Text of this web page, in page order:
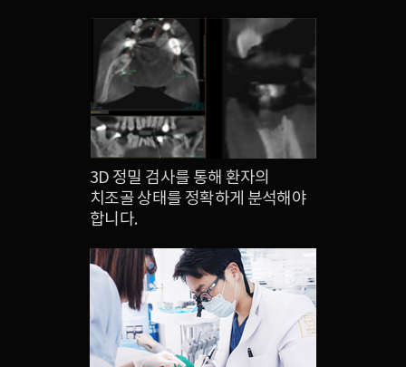
3D 정밀 검사를 통해 환자의
치조골 상태를 정확하게 분석해야
합니다.